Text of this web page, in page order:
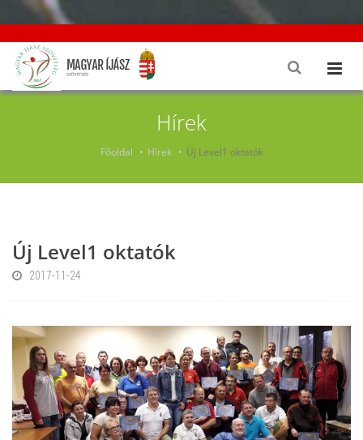
Hírek
Főoldal Hírek Új Level1 oktatók
Új Level1 oktatók
2017-11-24